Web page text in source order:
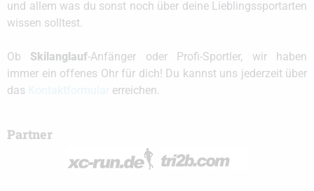
und allem was du sonst noch über deine Lieblingssportarten
wissen solltest.
Ob Skilanglauf-Anfänger oder Profi-Sportler, wir haben
immer ein offenes Ohr für dich! Du kannst uns jederzeit über
das
erreichen.
Partner